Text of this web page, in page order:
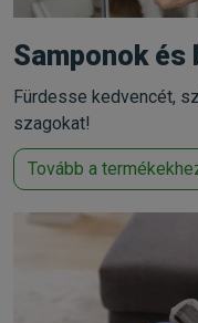
Samponok és
Fürdesse kedvencét,
szagokat!
Tovább a